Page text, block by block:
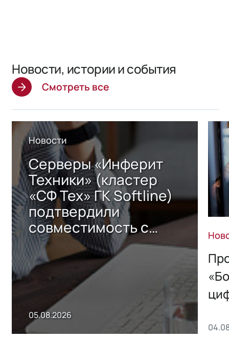
Новости, истории и события
Смотреть все
Новости
Серверы «Инферит
Техники» (кластер
«СФ Тех» ГК Softline)
подтвердили
совместимость с
решением Sharx
Storage 2.x для
хранения данных
05.08.2026